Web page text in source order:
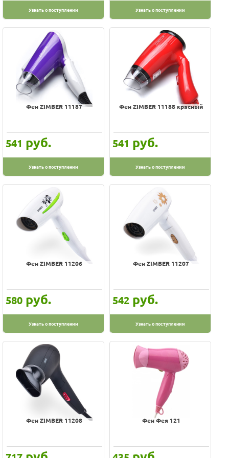
ENERGY
Erisson
First
GA.MA
HOMESTAR
Irit
JARKOFF
Kromax
MPM
Magnit
Maxima
Mayer&Boch
Meyvel
Panasonic
Philips
Pioneer
Polaris
Rolsen
STARWIND
Узнать о поступлении Узнать о поступлении
Фен ZIMBER 11187
541 руб.
Узнать о поступлении
Фен ZIMBER 11188 красный
541 руб.
Узнать о поступлении
Фен ZIMBER 11206
580 руб.
Узнать о поступлении
Фен ZIMBER 11207
542 руб.
Узнать о поступлении
Фен ZIMBER 11208 Фен Фея 121